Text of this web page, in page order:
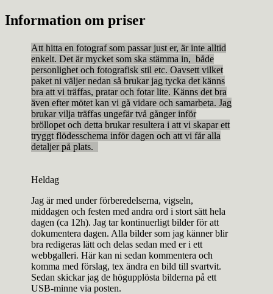
Information om priser
Att hitta en fotograf som passar just er, är inte alltid
enkelt. Det är mycket som ska stämma in, både
personlighet och fotografisk stil etc. Oavsett vilket
paket ni väljer nedan så brukar jag tycka det känns
bra att vi träffas, pratar och fotar lite. Känns det bra
även efter mötet kan vi gå vidare och samarbeta. Jag
brukar vilja träffas ungefär två gånger inför
bröllopet och detta brukar resultera i att vi skapar ett
tryggt flödesschema inför dagen och att vi får alla
detaljer på plats.
Heldag
Jag är med under förberedelserna, vigseln,
middagen och festen med andra ord i stort sätt hela
dagen (ca 12h). Jag tar kontinuerligt bilder för att
dokumentera dagen. Alla bilder som jag känner blir
bra redigeras lätt och delas sedan med er i ett
webbgalleri. Här kan ni sedan kommentera och
komma med förslag, tex ändra en bild till svartvit.
Sedan skickar jag de högupplösta bilderna på ett
USB-minne via posten.